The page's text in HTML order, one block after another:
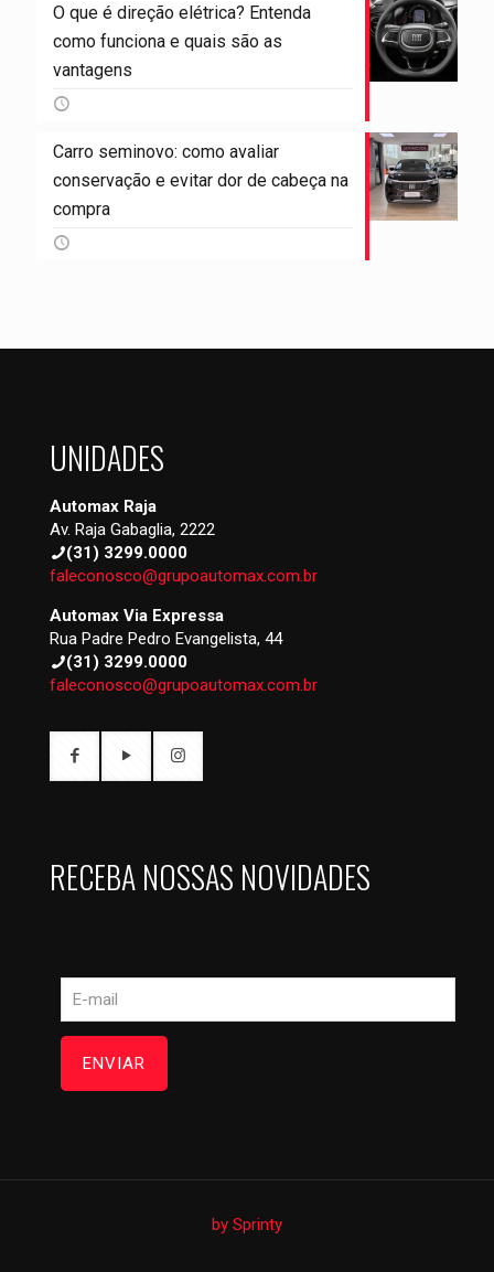
O que é direção elétrica? Entenda
como funciona e quais são as
vantagens
Carro seminovo: como avaliar
conservação e evitar dor de cabeça na
compra
UNIDADES
Automax Raja
Av. Raja Gabaglia, 2222
(31) 3299.0000
faleconosco@grupoautomax.com.br
Automax Via Expressa
Rua Padre Pedro Evangelista, 44
(31) 3299.0000
faleconosco@grupoautomax.com.br
RECEBA NOSSAS NOVIDADES
by Sprinty